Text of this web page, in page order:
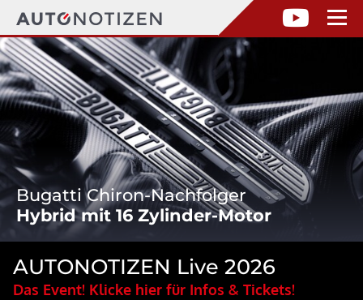
Bugatti Chiron-Nachfolger
Hybrid mit 16 Zylinder-Motor
AUTONOTIZEN Live 2026
Das Event! Klicke hier für Infos & Tickets!